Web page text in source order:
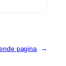
pagina →